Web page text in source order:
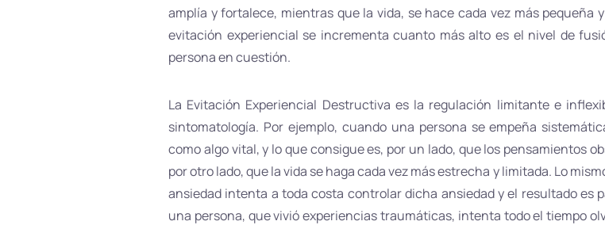
amplía y fortalece, mientras que la vida, se hace cada vez más pequeña
evitación experiencial se incrementa cuanto más alto es el nivel de
persona en cuestión.
La Evitación Experiencial Destructiva es la regulación limitante e
sintomatología. Por ejemplo, cuando una persona se empeña
como algo vital, y lo que consigue es, por un lado, que los pensamientos
por otro lado, que la vida se haga cada vez más estrecha y limitada. Lo
ansiedad intenta a toda costa controlar dicha ansiedad y el resultado es
una persona, que vivió experiencias traumáticas, intenta todo el tiempo